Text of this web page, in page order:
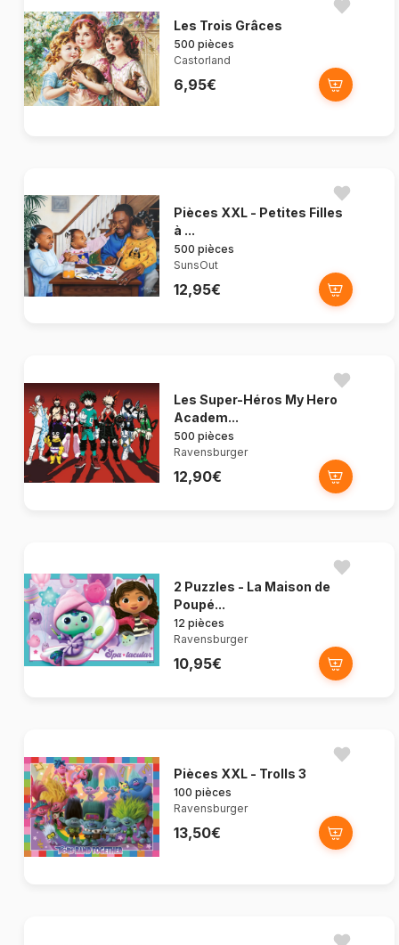
Les Trois Grâces
500 pièces
Castorland
6,95€
Pièces XXL - Petites Filles
à ...
500 pièces
SunsOut
12,95€
Les Super-Héros My Hero
Academ...
500 pièces
Ravensburger
12,90€
2 Puzzles - La Maison de
Poupé...
12 pièces
Ravensburger
10,95€
Pièces XXL - Trolls 3
100 pièces
Ravensburger
13,50€